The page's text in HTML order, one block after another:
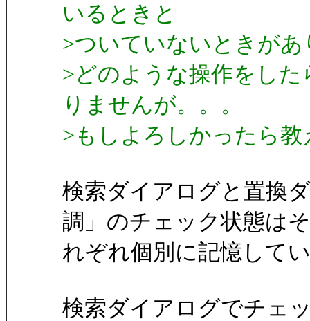
いるときと
>ついていないときがあ
>どのような操作をし
りませんが。。。
>もしよろしかったら
検索ダイアログと置換
調」のチェック状態はそ
れぞれ個別に記憶して
検索ダイアログでチェ